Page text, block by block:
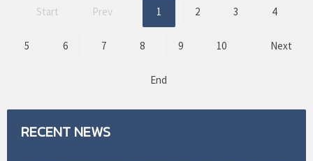
Start Prev 1 2 3 4
5 6 7 8 9 10 Next
End
RECENT NEWS